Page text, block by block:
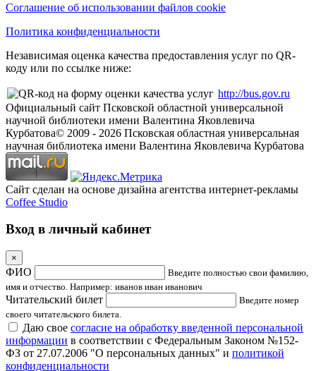
Соглашение об использовании файлов cookie
Политика конфиденциальности
Независимая оценка качества предоставления услуг по QR-
коду или по ссылке ниже:
http://bus.gov.ru
Официальный сайт Псковской областной универсальной
научной библиотеки имени Валентина Яковлевича
Курбатова© 2009 - 2026 Псковская областная универсальная
научная библиотека имени Валентина Яковлевича Курбатова
Сайт сделан на основе дизайна агентства интернет-рекламы
Coffee Studio
Вход в личный кабинет
×
ФИО
Введите полностью свои фамилию,
имя и отчество. Например: иванов иван иванович
Читательский билет
Введите номер
своего читательского билета.
Даю свое согласие на обработку введенной персональной
информации в соответствии с Федеральным Законом №152-
ФЗ от 27.07.2006 "О персональных данных" и политикой
конфиденциальности